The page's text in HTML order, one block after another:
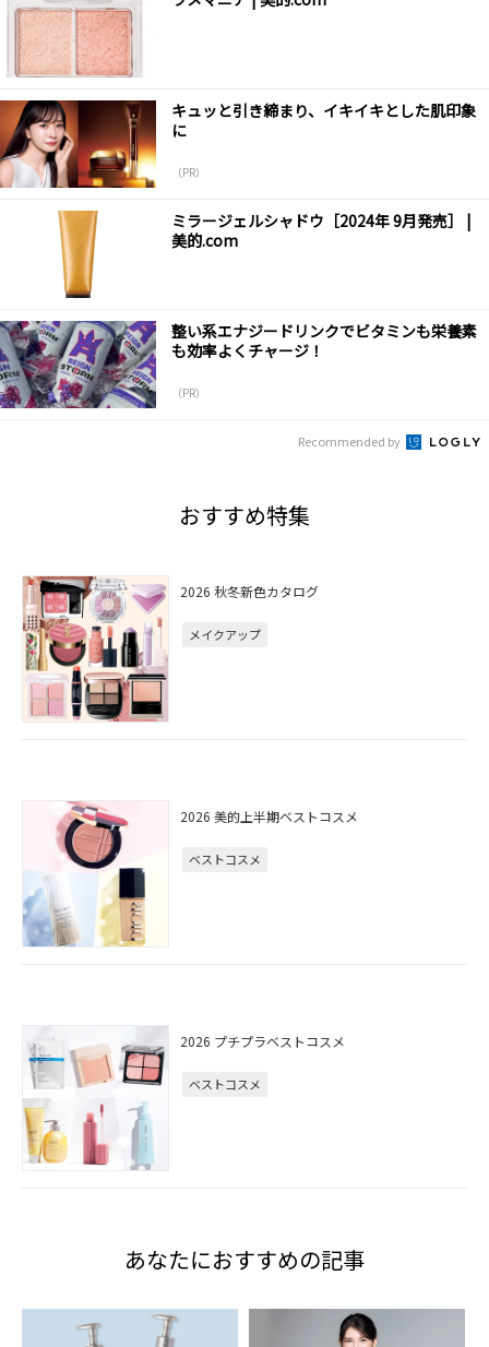
キュッと引き締まり、イキイキとした肌印象
に
（PR）
ミラージェルシャドウ［2024年 9月発売］ |
美的.com
整い系エナジードリンクでビタミンも栄養素
も効率よくチャージ！
（PR）
Recommended by
おすすめ特集
2026 秋冬新色カタログ
メイクアップ
2026 美的上半期ベストコスメ
ベストコスメ
2026 プチプラベストコスメ
ベストコスメ
あなたにおすすめの記事